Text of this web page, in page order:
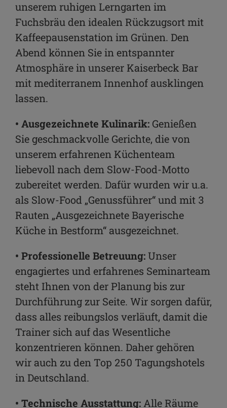
unserem ruhigen Lerngarten im
Fuchsbräu den idealen Rückzugsort mit
Kaffeepausenstation im Grünen. Den
Abend können Sie in entspannter
Atmosphäre in unserer Kaiserbeck Bar
mit mediterranem Innenhof ausklingen
lassen.
• Ausgezeichnete Kulinarik: Genießen
Sie geschmackvolle Gerichte, die von
unserem erfahrenen Küchenteam
liebevoll nach dem Slow-Food-Motto
zubereitet werden. Dafür wurden wir u.a.
als Slow-Food „Genussführer“ und mit 3
Rauten „Ausgezeichnete Bayerische
Küche in Bestform“ ausgezeichnet.
• Professionelle Betreuung:Unser
engagiertes und erfahrenes Seminarteam
steht Ihnen von der Planung bis zur
Durchführung zur Seite. Wir sorgen dafür,
dass alles reibungslos verläuft, damit die
Trainer sich auf das Wesentliche
konzentrieren können. Daher gehören
wir auch zu den Top 250 Tagungshotels
in Deutschland.
• Technische Ausstattung:Alle Räume